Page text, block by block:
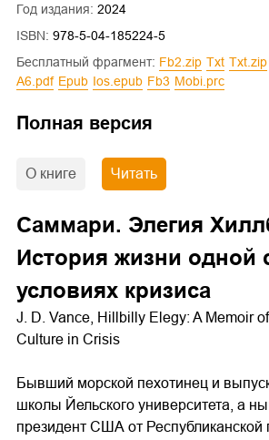
Год издания: 2024
ISBN: 978-5-04-185224-5
Бесплатный фрагмент:
fb2.zip txt txt.zip
a6.pdf
epub ios.epub fb3 mobi.prc
Полная версия
О книге Читать
Саммари. Элегия
История жизни одной
условиях кризиса
J. D. Vance, Hillbilly Elegy: A Memoir
Culture in Crisis
Бывший морской пехотинец и
школы Йельского университета, а
президент США от